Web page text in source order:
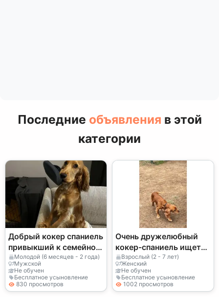
Последние объявления в этой
категории
Добрый кокер спаниель
привыкший к семейной
жизни
Молодой (6 месяцев - 2 года)
Мужской
Не обучен
Бесплатное усыновление
830 просмотров
Очень дружелюбный
кокер-спаниель ищет
новый дом
Взрослый (2 - 7 лет)
Женский
Не обучен
Бесплатное усыновление
1002 просмотров